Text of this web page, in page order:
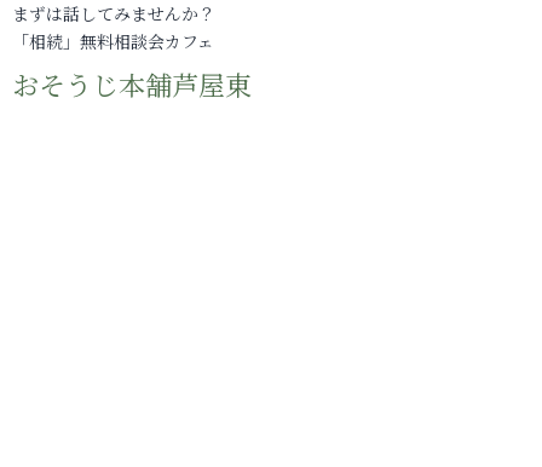
まずは話してみませんか？
「相続」無料相談会カフェ
おそうじ本舗芦屋東